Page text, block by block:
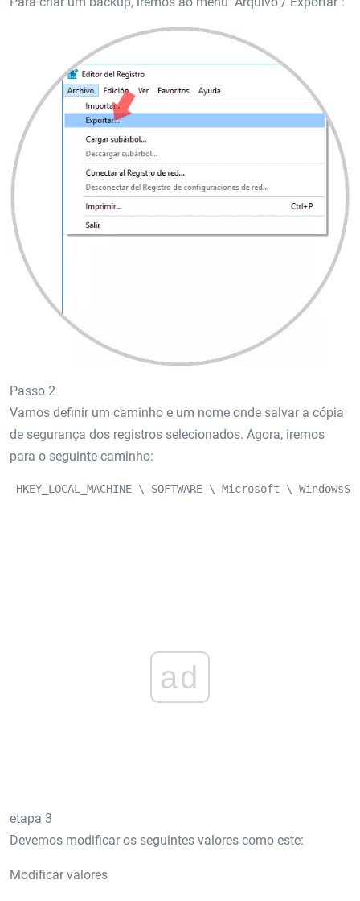
Passo 2
Vamos definir um caminho e um nome onde salvar a cópia
de segurança dos registros selecionados. Agora, iremos
para o seguinte caminho:
HKEY_LOCAL_MACHINE \ SOFTWARE \ Microsoft \
ad
etapa 3
Devemos modificar os seguintes valores como este:
Modificar valores